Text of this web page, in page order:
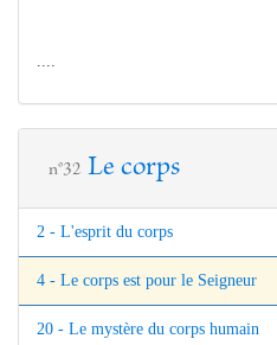
n°32 Le corps
2 - L'esprit du corps
4 - Le corps est pour le Seigneur
20 - Le mystère du corps humain